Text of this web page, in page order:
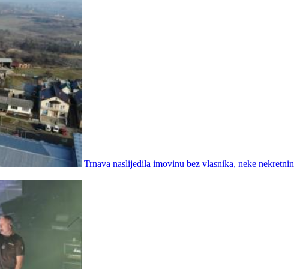
Trnava naslijedila imovinu bez vlasnika, neke